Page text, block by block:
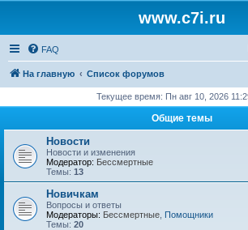
www.c7i.ru
FAQ
На главную Список форумов
Текущее время: Пн авг 10, 2026
Общие темы
Новости
Новости и изменения
Модератор: Бессмертные
Темы: 13
Новичкам
Вопросы и ответы
Модераторы: Бессмертные Помощники
Темы: 20